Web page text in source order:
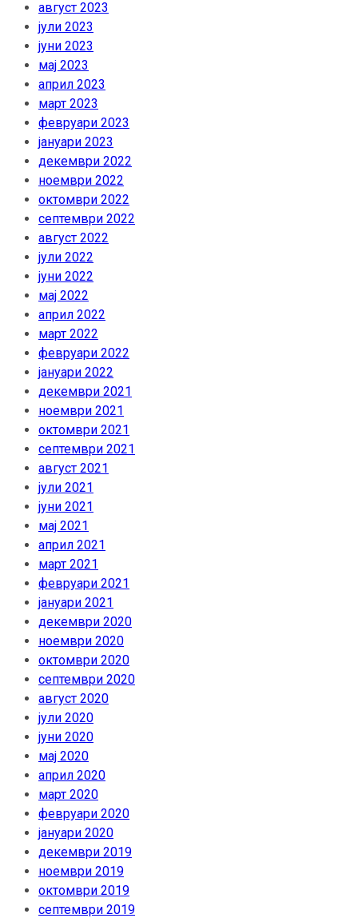
август 2023
јули 2023
јуни 2023
мај 2023
април 2023
март 2023
февруари 2023
јануари 2023
декември 2022
ноември 2022
октомври 2022
септември 2022
август 2022
јули 2022
јуни 2022
мај 2022
април 2022
март 2022
февруари 2022
јануари 2022
декември 2021
ноември 2021
октомври 2021
септември 2021
август 2021
јули 2021
јуни 2021
мај 2021
април 2021
март 2021
февруари 2021
јануари 2021
декември 2020
ноември 2020
октомври 2020
септември 2020
август 2020
јули 2020
јуни 2020
мај 2020
април 2020
март 2020
февруари 2020
јануари 2020
декември 2019
ноември 2019
октомври 2019
септември 2019